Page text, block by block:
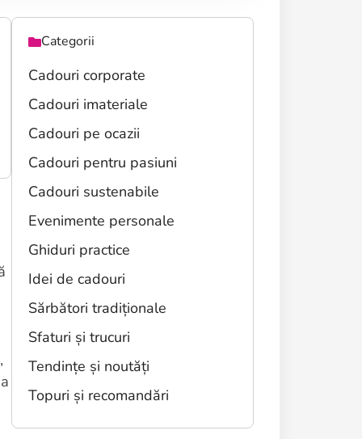
Categorii
Cadouri corporate
Cadouri imateriale
Cadouri pe ocazii
Cadouri pentru pasiuni
Cadouri sustenabile
Evenimente personale
Ghiduri practice
Idei de cadouri
Sărbători tradiționale
Sfaturi și trucuri
Tendințe și noutăți
Topuri și recomandări